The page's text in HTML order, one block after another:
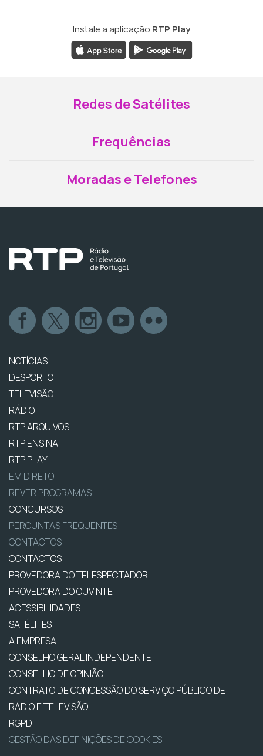
Instale a aplicação RTP Play
Redes de Satélites
Frequências
Moradas e Telefones
NOTÍCIAS
DESPORTO
TELEVISÃO
RÁDIO
RTP ARQUIVOS
RTP ENSINA
RTP PLAY
EM DIRETO
REVER PROGRAMAS
CONCURSOS
PERGUNTAS FREQUENTES
CONTACTOS
CONTACTOS
PROVEDORA DO TELESPECTADOR
PROVEDORA DO OUVINTE
ACESSIBILIDADES
SATÉLITES
A EMPRESA
CONSELHO GERAL INDEPENDENTE
CONSELHO DE OPINIÃO
CONTRATO DE CONCESSÃO DO SERVIÇO PÚBLICO DE
RÁDIO E TELEVISÃO
RGPD
GESTÃO DAS DEFINIÇÕES DE COOKIES